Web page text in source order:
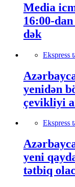
Media
16:00-
dək
Ekspress
yenidən
çevikliyi
Ekspress
yeni
tətbiq